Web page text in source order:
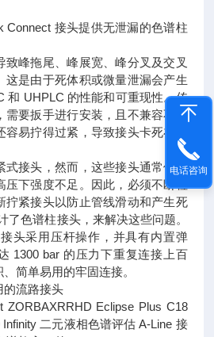
Connect 接头提供无泄漏的色谱柱
致峰拖尾、峰展宽、峰分叉及交叉
这是由于死体积或微量泄漏会产生
和 UHPLC 的性能和可重现性。传
需要扳手进行安装，且不兼容不同
易拧得过紧，导致接头卡死在色
式接头，然而，这些接头通常使用
压下强度不足。因此，必须不断检
拧紧接头以防止管线滑动和产生死
了色谱柱接头，来解决这些问题。
头采用压杆操作，并具有内置弹
1300 bar 的压力下重复连接上百
简单易用的牢固连接。
的流路接头
Eclipse Plus C18
二元液相色谱评估 A-Line 接
电话咨询